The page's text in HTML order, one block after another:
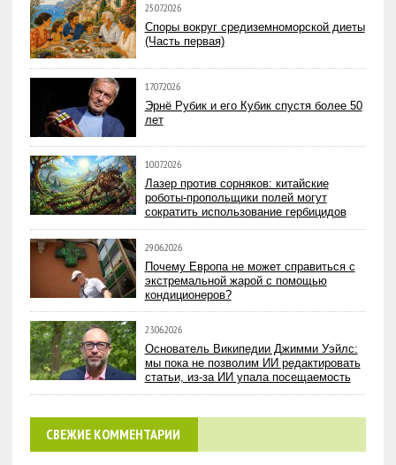
25.07.2026
Споры вокруг средиземноморской диеты
(Часть первая)
17.07.2026
Эрнё Рубик и его Кубик спустя более 50
лет
10.07.2026
Лазер против сорняков: китайские
роботы-пропольщики полей могут
сократить использование гербицидов
29.06.2026
Почему Европа не может справиться с
экстремальной жарой с помощью
кондиционеров?
23.06.2026
Основатель Википедии Джимми Уэйлс:
мы пока не позволим ИИ редактировать
статьи, из-за ИИ упала посещаемость
СВЕЖИЕ КОММЕНТАРИИ